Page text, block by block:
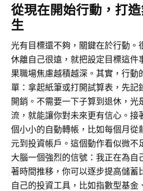
從現在開始行動，打
生
光有目標還不夠，關鍵在於行動。
休離自己很遠，就把設定目標這件
果職場焦慮越積越深。其實，行動
單：拿起紙筆或打開試算表，先記
開銷。不需要一下子算到退休，光
流，就能讓你對未來更有信心。接
個小小的自動轉帳，比如每個月從
元到投資帳戶。這個動作看似微不
大腦一個強烈的信號：我正在為自
著時間推移，你可以逐步提高儲蓄
自己的投資工具，比如指數型基金